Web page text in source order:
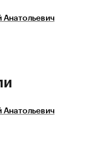
Анатольевич
Анатольевич